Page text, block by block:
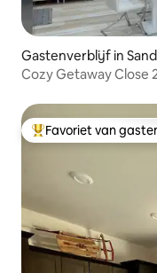
Gastenverblijf in
Cozy Getaway Close
Topfavoriet van
Favoriet van